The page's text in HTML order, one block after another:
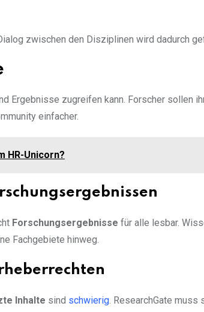
zwischen den Disziplinen wird dadurch
Ergebnisse zugreifen kann. Forscher sollen
einfacher.
HR-Unicorn?
Forschungsergebnisse für alle lesbar.
Fachgebiete hinweg.
Inhalte sind schwierig. ResearchGate muss